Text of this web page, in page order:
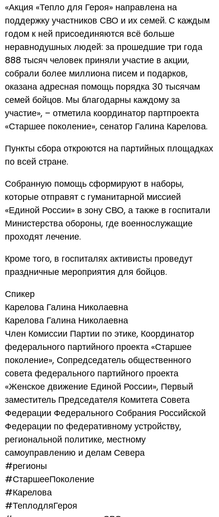
«Акция «Тепло для Героя» направлена на
поддержку участников СВО и их семей. С каждым
годом к ней присоединяются всё больше
неравнодушных людей: за прошедшие три года
888 тысяч человек приняли участие в акции,
собрали более миллиона писем и подарков,
оказана адресная помощь порядка 30 тысячам
семей бойцов. Мы благодарны каждому за
участие», – отметила координатор партпроекта
«Старшее поколение», сенатор Галина Карелова.
Пункты сбора откроются на партийных площадках
по всей стране.
Собранную помощь сформируют в наборы,
которые отправят с гуманитарной миссией
«Единой России» в зону СВО, а также в госпитали
Министерства обороны, где военнослужащие
проходят лечение.
Кроме того, в госпиталях активисты проведут
праздничные мероприятия для бойцов.
Спикер
Карелова Галина Николаевна
Карелова Галина Николаевна
Член Комиссии Партии по этике, Координатор
федерального партийного проекта «Старшее
поколение», Сопредседатель общественного
совета федерального партийного проекта
«Женское движение Единой России», Первый
заместитель Председателя Комитета Совета
Федерации Федерального Собрания Российской
Федерации по федеративному устройству,
региональной политике, местному
самоуправлению и делам Севера
#регионы
#СтаршееПоколение
#Карелова
#ТеплодляГероя